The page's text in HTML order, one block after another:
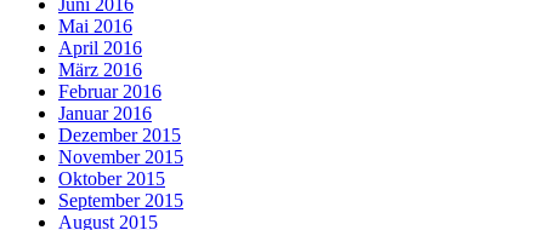
Juni 2016
Mai 2016
April 2016
März 2016
Februar 2016
Januar 2016
Dezember 2015
November 2015
Oktober 2015
September 2015
August 2015